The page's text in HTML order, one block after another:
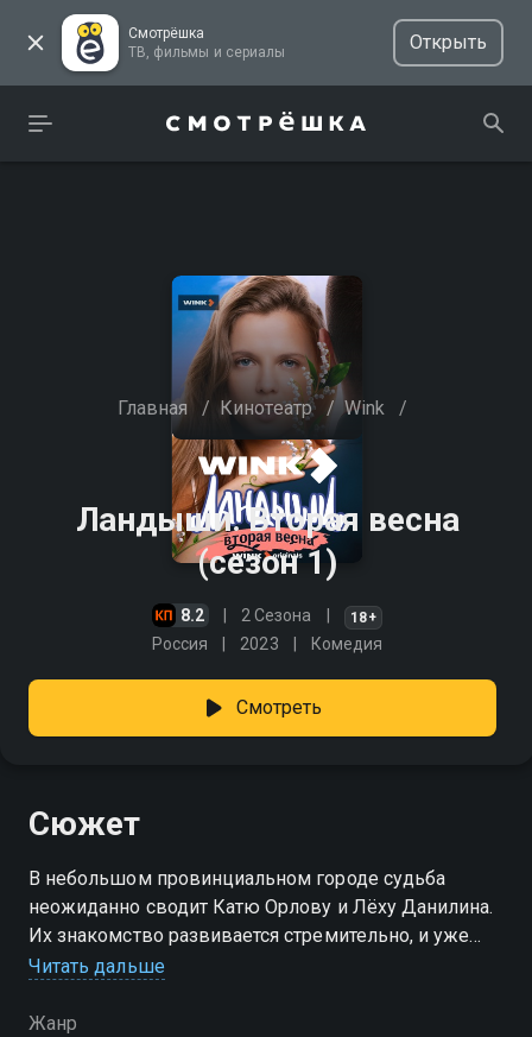
Смотрёшка
ТВ, фильмы и сериалы
Открыть
Главная / Кинотеатр / Wink /
Ландыши. Вторая весна
(сезон 1)
8.2 2 Сезона 18+
Россия 2023 Комедия
Смотреть
Сюжет
В небольшом провинциальном городе судьба
неожиданно сводит Катю Орлову и Лёху Данилина.
Их знакомство развивается стремительно, и уже
совсем скоро они решают связать себя браком. Для
между ними слишком большая разница. Лёха
Читать дальше
Жанр